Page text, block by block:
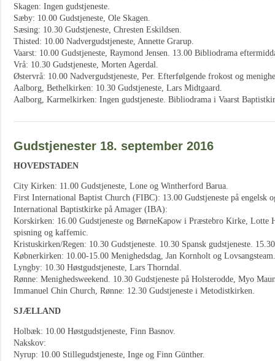
Skagen: Ingen gudstjeneste.
Sæby: 10.00 Gudstjeneste, Ole Skagen.
Sæsing: 10.30 Gudstjeneste, Chresten Eskildsen.
Thisted: 10.00 Nadvergudstjeneste, Annette Grarup.
Vaarst: 10.00 Gudstjeneste, Raymond Jensen. 13.00 Bibliodrama
Vrå: 10.30 Gudstjeneste, Morten Agerdal.
Østervrå: 10.00 Nadvergudstjeneste, Per. Efterfølgende frokost og
Aalborg, Bethelkirken: 10.30 Gudstjeneste, Lars Midtgaard.
Aalborg, Karmelkirken: Ingen gudstjeneste. Bibliodrama i Vaarst
Gudstjenester 18. september 2016
HOVEDSTADEN
City Kirken: 11.00 Gudstjeneste, Lone og Wintherford Barua.
First International Baptist Church (FIBC): 13.00 Gudstjeneste på engelsk
International Baptistkirke på Amager (IBA):
Korskirken: 16.00 Gudstjeneste og BørneKapow i Præstebro Kirke, Lotte
spisning og kaffemic.
Kristuskirken/Regen: 10.30 Gudstjeneste. 10.30 Spansk gudstjeneste.
Købnerkirken: 10.00-15.00 Menighedsdag, Jan Kornholt og Lovsangsteam.
Lyngby: 10.30 Høstgudstjeneste, Lars Thorndal.
Rønne: Menighedsweekend. 10.30 Gudstjeneste på Holsterodde, Myo
Immanuel Chin Church, Rønne: 12.30 Gudstjeneste i Metodistkirken.
SJÆLLAND
Holbæk: 10.00 Høstgudstjeneste, Finn Basnov.
Nakskov:
Nyrup: 10.00 Stillegudstjeneste, Inge og Finn Günther.